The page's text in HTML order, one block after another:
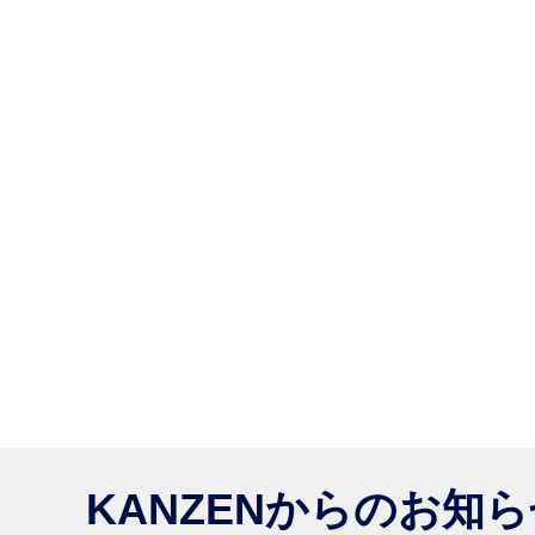
KANZENからのお知